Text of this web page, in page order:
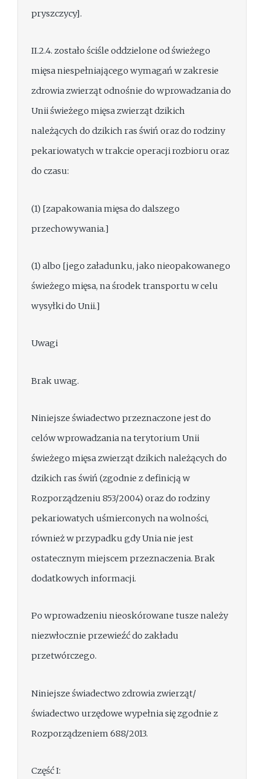
pryszczycy].
II.2.4. zostało ściśle oddzielone od świeżego
mięsa niespełniającego wymagań w zakresie
zdrowia zwierząt odnośnie do wprowadzania do
Unii świeżego mięsa zwierząt dzikich
należących do dzikich ras świń oraz do rodziny
pekariowatych w trakcie operacji rozbioru oraz
do czasu:
(1) [zapakowania mięsa do dalszego
przechowywania.]
(1) albo [jego załadunku, jako nieopakowanego
świeżego mięsa, na środek transportu w celu
wysyłki do Unii.]
Uwagi
Brak uwag.
Niniejsze świadectwo przeznaczone jest do
celów wprowadzania na terytorium Unii
świeżego mięsa zwierząt dzikich należących do
dzikich ras świń (zgodnie z definicją w
Rozporządzeniu 853/2004) oraz do rodziny
pekariowatych uśmierconych na wolności,
również w przypadku gdy Unia nie jest
ostatecznym miejscem przeznaczenia. Brak
dodatkowych informacji.
Po wprowadzeniu nieoskórowane tusze należy
niezwłocznie przewieźć do zakładu
przetwórczego.
Niniejsze świadectwo zdrowia zwierząt/
świadectwo urzędowe wypełnia się zgodnie z
Rozporządzeniem 688/2013.
Część I: